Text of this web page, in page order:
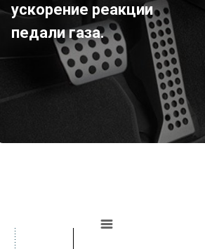
ускорение реакции
педали газа.